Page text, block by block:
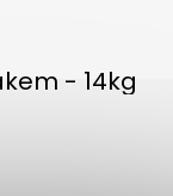
- 14kg